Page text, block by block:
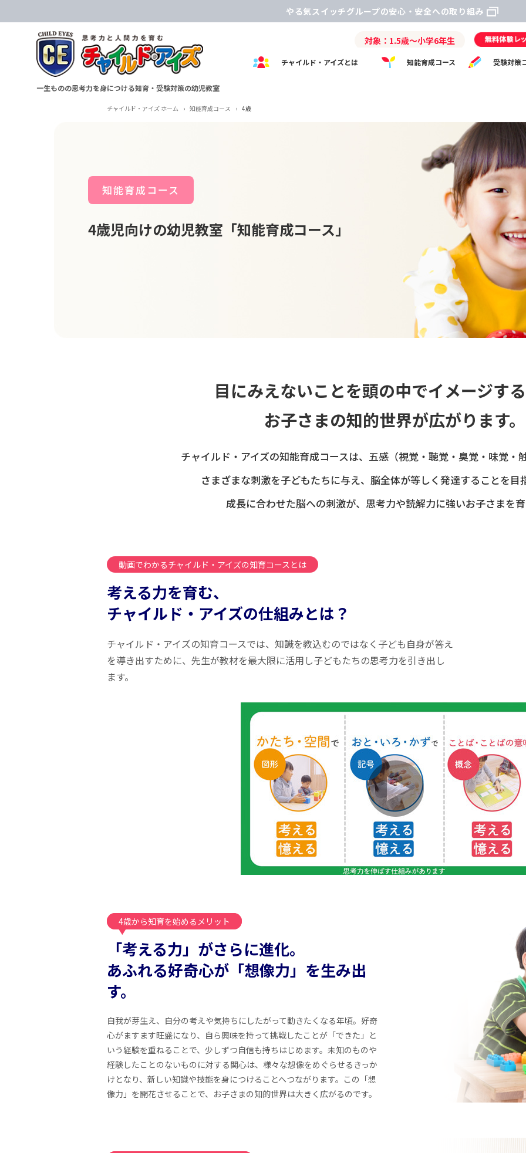
やる気スイッチグループの安心・安全への取り組み
一生ものの思考力を身につける知育・受験対策の幼児教室
対象：1.5歳～小学6年生
チャイルド・アイズとは 知能育成コース 受験対策
チャイルド・アイズ ホーム › 知能育成コース › 4歳
知能育成コース
4歳児向けの幼児教室「知能育成コース」
目にみえないことを頭の中でイメージす
お子さまの知的世界が広がります。
チャイルド・アイズの知能育成コースは、五感（視覚・聴覚・臭覚・味覚・
さまざまな刺激を子どもたちに与え、脳全体が等しく発達することを目
成長に合わせた脳への刺激が、思考力や読解力に強いお子さまを
動画でわかるチャイルド・アイズの知育コースとは
考える力を育む、
チャイルド・アイズの仕組みとは？
チャイルド・アイズの知育コースでは、知識を教込むのではなく子ども自身が答え
を導き出すために、先生が教材を最大限に活用し子どもたちの思考力を引き出し
ます。
4歳から知育を始めるメリット
「考える力」がさらに進化。
あふれる好奇心が「想像力」を生み出
す。
自我が芽生え、自分の考えや気持ちにしたがって動きたくなる年頃。好奇
心がますます旺盛になり、自ら興味を持って挑戦したことが「できた」と
いう経験を重ねることで、少しずつ自信も持ちはじめます。未知のものや
経験したことのないものに対する関心は、様々な想像をめぐらせるきっか
けとなり、新しい知識や技能を身につけることへつながります。この「想
像力」を開花させることで、お子さまの知的世界は大きく広がるのです。